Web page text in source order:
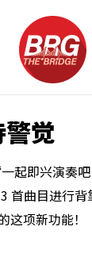
觉
起即兴演奏
首曲目进行
这项新功能！